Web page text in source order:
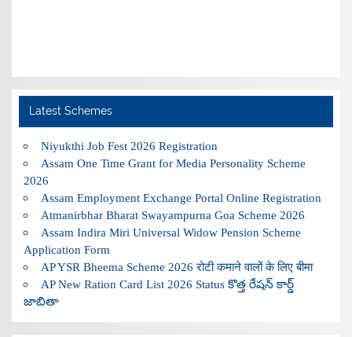
Latest Schemes
Niyukthi Job Fest 2026 Registration
Assam One Time Grant for Media Personality Scheme
2026
Assam Employment Exchange Portal Online Registration
Atmanirbhar Bharat Swayampurna Goa Scheme 2026
Assam Indira Miri Universal Widow Pension Scheme
Application Form
AP YSR Bheema Scheme 2026 रोटी कमाने वालों के लिए बीमा
AP New Ration Card List 2026 Status కొత్త రేషన్ కార్డ్
జాబితా